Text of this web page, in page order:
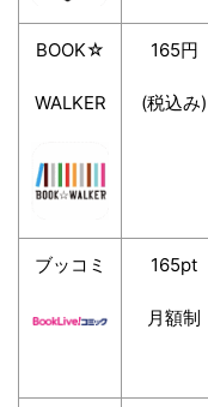
BOOK☆
WALKER
165円
(税込み)
ブッコミ 165pt
月額制